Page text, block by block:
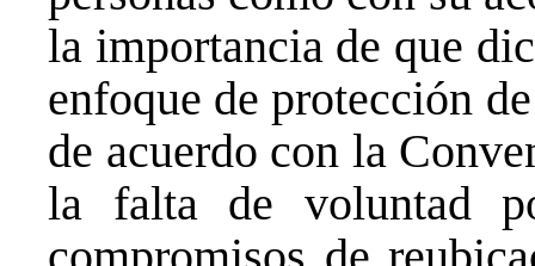
la importancia de que
enfoque de protección
de acuerdo con la
la falta de voluntad